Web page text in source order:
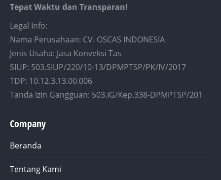
Tepat Waktu dan Transparan!
Legal Info:
Nama Perusahaan: CV. OSCAS INDONESIA
Jenis Usaha: Jasa Konveksi Tas
SIUP: 503.SIUP/220/10-13/DPMPTSP/PK/IV/2017
TDP: 10.12.3.13.00.006
Tanda Izin Gangguan: 503.IG/Kep.338-DPMPTSP/201
Company
Beranda
Tentang Kami